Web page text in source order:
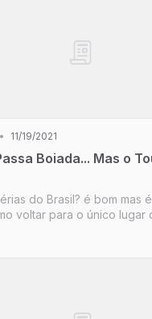
• 11/19/2021
Boiada... Mas o
do Brasil? é bom mas
voltar para o único lugar
que o avesso e ao